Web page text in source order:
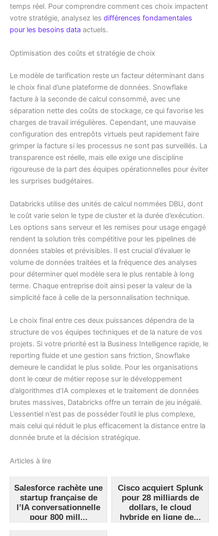
temps réel. Pour comprendre comment ces choix impactent
votre stratégie, analysez les différences fondamentales
pour les besoins data actuels.
Optimisation des coûts et stratégie de choix
Le modèle de tarification reste un facteur déterminant dans
le choix final d’une plateforme de données. Snowflake
facture à la seconde de calcul consommé, avec une
séparation nette des coûts de stockage, ce qui favorise les
charges de travail irrégulières. Cependant, une mauvaise
configuration des entrepôts virtuels peut rapidement faire
grimper la facture si les processus ne sont pas surveillés. La
transparence est réelle, mais elle exige une discipline
rigoureuse de la part des équipes opérationnelles pour éviter
les surprises budgétaires.
Databricks utilise des unités de calcul nommées DBU, dont
le coût varie selon le type de cluster et la durée d’exécution.
Les options sans serveur et les remises pour usage engagé
rendent la solution très compétitive pour les pipelines de
données stables et prévisibles. Il est crucial d’évaluer le
volume de données traitées et la fréquence des analyses
pour déterminer quel modèle sera le plus rentable à long
terme. Chaque entreprise doit ainsi peser la valeur de la
simplicité face à celle de la personnalisation technique.
Le choix final entre ces deux puissances dépendra de la
structure de vos équipes techniques et de la nature de vos
projets. Si votre priorité est la Business Intelligence rapide, le
reporting fluide et une gestion sans friction, Snowflake
demeure le candidat le plus solide. Pour les organisations
dont le cœur de métier repose sur le développement
d’algorithmes d’IA complexes et le traitement de données
brutes massives, Databricks offre un terrain de jeu inégalé.
L’essentiel n’est pas de posséder l’outil le plus complexe,
mais celui qui réduit le plus efficacement la distance entre la
donnée brute et la décision stratégique.
Articles à lire
Salesforce rachète une
startup française de
l’IA conversationnelle
pour 800 mill...
Cisco acquiert Splunk
pour 28 milliards de
dollars, le cloud
hybride en ligne de...